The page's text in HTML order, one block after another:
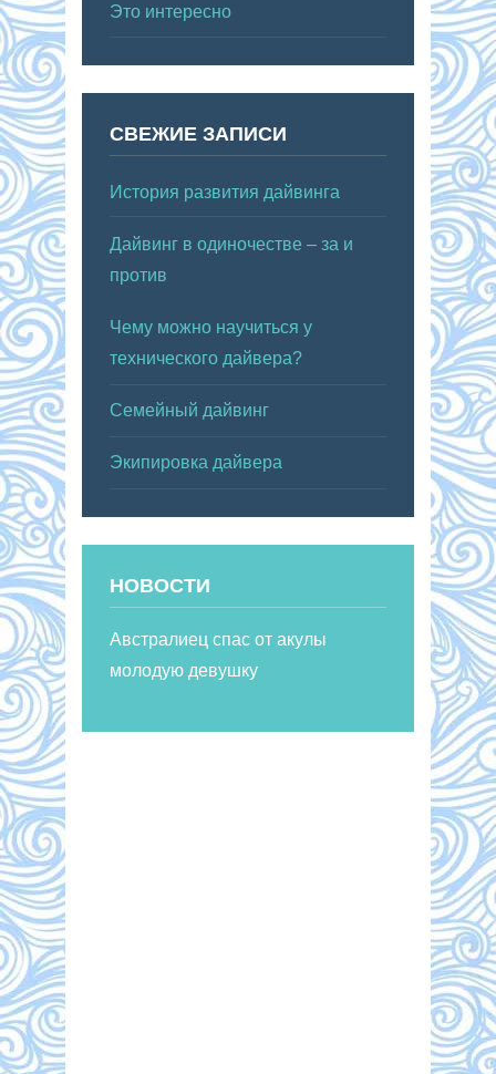
Это интересно
СВЕЖИЕ ЗАПИСИ
История развития дайвинга
Дайвинг в одиночестве – за и
против
Чему можно научиться у
технического дайвера?
Семейный дайвинг
Экипировка дайвера
НОВОСТИ
Австралиец спас от акулы
молодую девушку